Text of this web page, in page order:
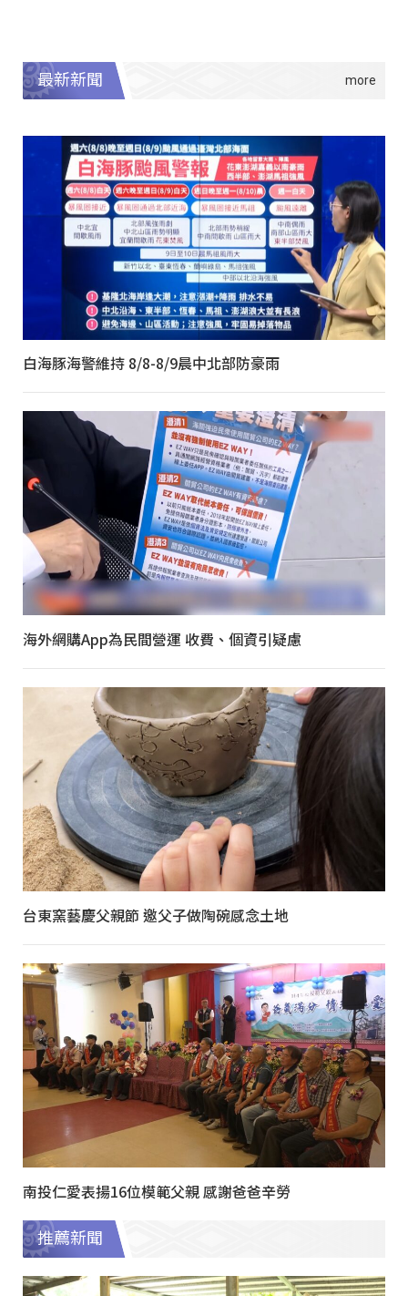
最新新聞
白海豚海警維持 8/8-8/9晨中北部防豪雨
海外網購App為民間營運 收費、個資引疑慮
台東窯藝慶父親節 邀父子做陶碗感念土地
南投仁愛表揚16位模範父親 感謝爸爸辛勞
推薦新聞